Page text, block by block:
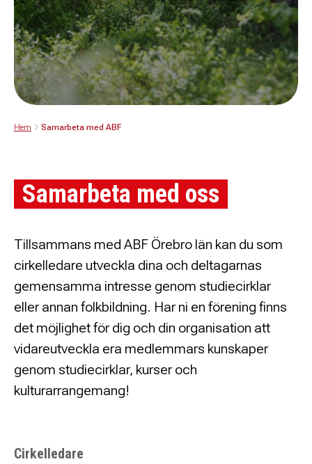
Hem Samarbeta med ABF
Samarbeta med oss
Tillsammans med ABF Örebro län kan du som
cirkelledare utveckla dina och deltagarnas
gemensamma intresse genom studiecirklar
eller annan folkbildning. Har ni en förening finns
det möjlighet för dig och din organisation att
vidareutveckla era medlemmars kunskaper
genom studiecirklar, kurser och
kulturarrangemang!
Cirkelledare